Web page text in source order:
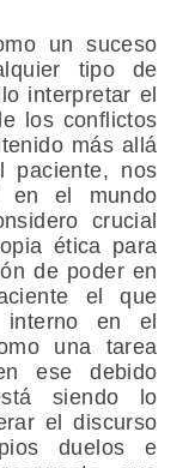
un suceso
tipo de
interpretar el
los conflictos
más allá
paciente, nos
en el mundo
crucial
ética para
de poder en
el que
interno en el
una tarea
ese debido
siendo lo
el discurso
duelos e